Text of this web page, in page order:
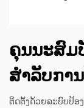
ຄຸນນະສົມ
ສຳລັບກາ
ຕິດຕັ້ງດ້ວຍລະບົບປ້ອ